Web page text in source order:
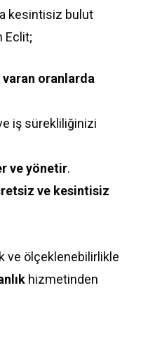
kesintisiz bulut
Eclit;
varan oranlarda
iş sürekliliğinizi
ve yönetir.
ve kesintisiz
ve ölçeklenebilirlikle
hizmetinden